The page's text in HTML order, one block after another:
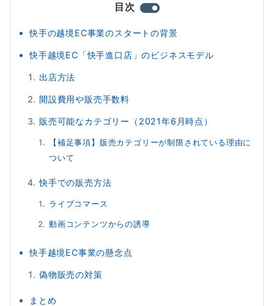
目次
快手の越境EC事業のスタートの背景
快手越境EC「快手進口店」のビジネスモデル
出店方法
開設費用や販売手数料
販売可能なカテゴリー（2021年6月時点）
【補足事項】販売カテゴリーが制限されている理由に
ついて
快手での販売方法
ライブコマース
動画コンテンツからの誘導
快手越境EC事業の懸念点
偽物販売の対策
まとめ